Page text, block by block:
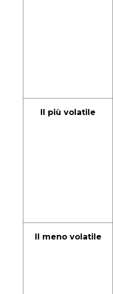
Il più volatile
Il meno volatile